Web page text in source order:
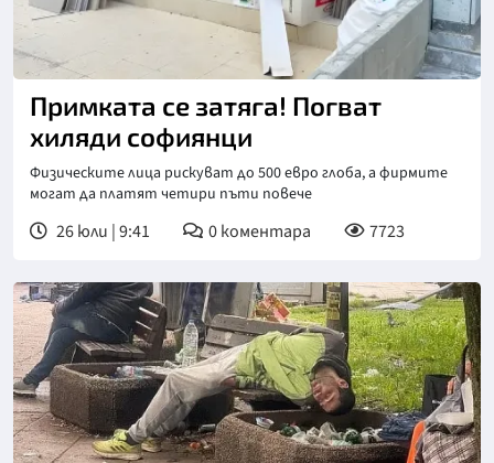
Снимка: бТВ
Примката се затяга! Погват
хиляди софиянци
Физическите лица рискуват до 500 евро глоба, а фирмите
могат да платят четири пъти повече
26 юли | 9:41 0коментара 7723